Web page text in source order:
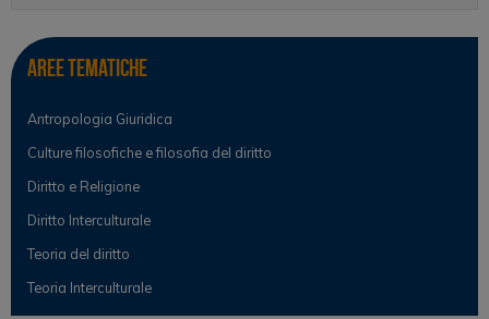
Aree tematiche
Antropologia Giuridica
Culture filosofiche e filosofia del diritto
Diritto e Religione
Diritto Interculturale
Teoria del diritto
Teoria Interculturale